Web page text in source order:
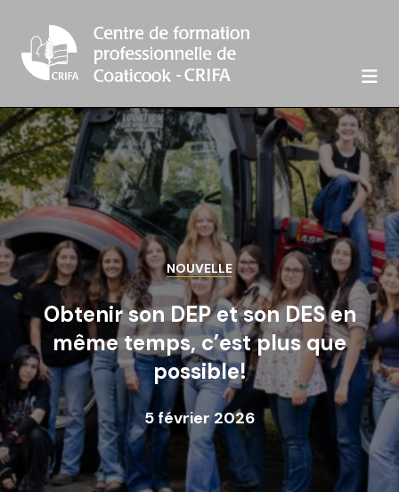

NOUVELLE
Obtenir son DEP et son DES en
même temps, c’est plus que
possible!
5 février 2026